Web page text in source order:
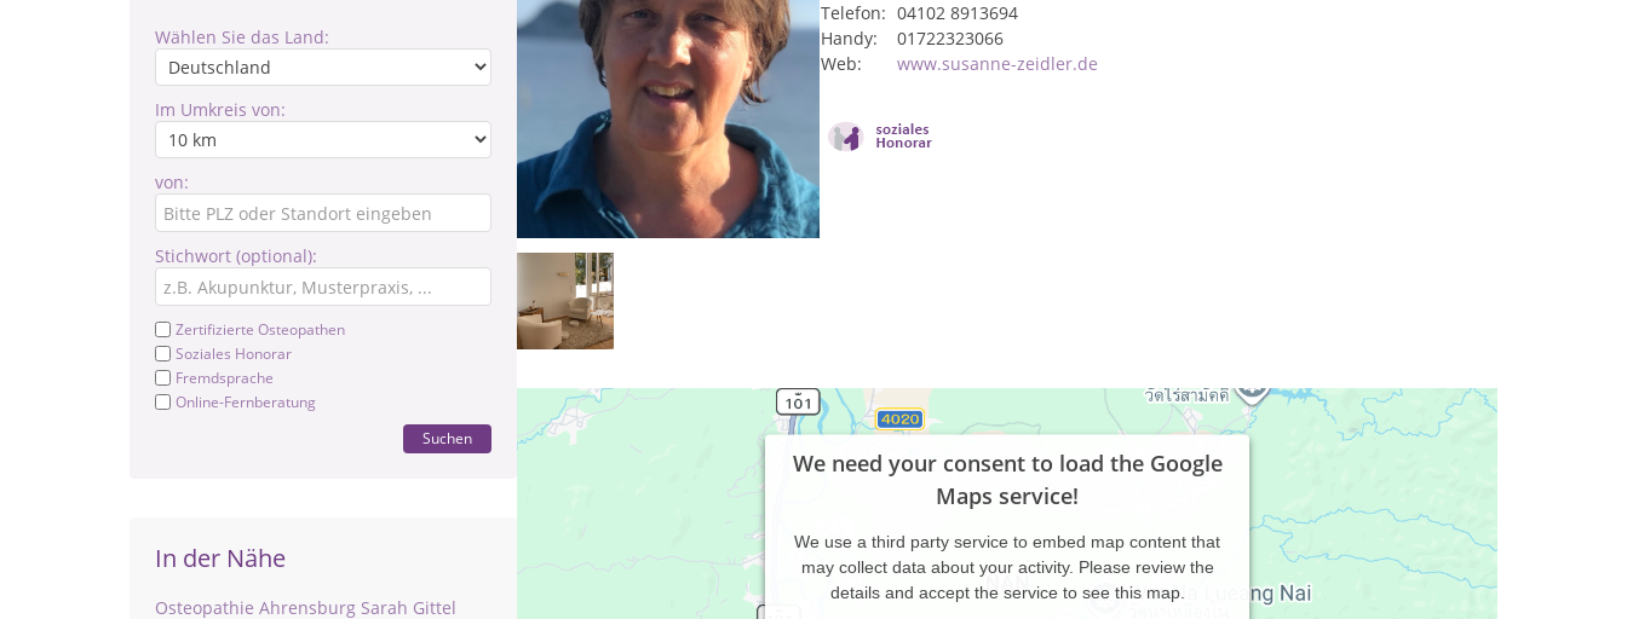
Wählen Sie das Land:
Im Umkreis von:
von:
Stichwort (optional):
Zertifizierte Osteopathen
Soziales Honorar
Fremdsprache
Online-Fernberatung
Suchen
In der Nähe
Osteopathie Ahrensburg Sarah Gittel
Telefon: 04102 8913694
Handy:
01722323066
Web:
www.susanne-zeidler.de
We need your consent to load the Google
Maps service!
We use a third party service to embed map content that
may collect data about your activity. Please review the
details and accept the service to see this map.